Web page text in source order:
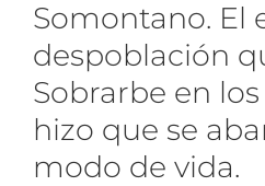
Somontano. El
despoblación
Sobrarbe en
hizo que se
modo de vida.